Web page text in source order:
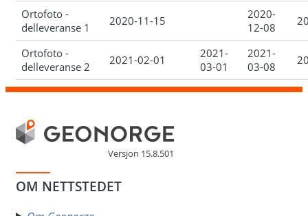
Ortofoto -
delleveranse 1
2020-11-15
2020-
12-08
Ortofoto -
delleveranse 2
2021-02-01
2021-
03-01
2021-
03-08